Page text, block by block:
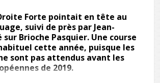
Forte pointait en tête au
suivi de près par Jean-
sur Brioche Pasquier. Une course
cette année, puisque les
sont pas attendus avant les
de 2019.